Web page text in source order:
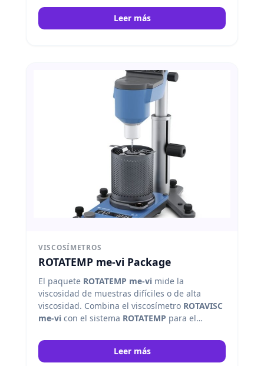
permiten cambios frecuentes de agujas y
funcionan bien en entornos exigentes. IKA
Leer más
VISCOSÍMETROS
ROTATEMP me-vi Package
El paquete ROTATEMP me-vi mide la
viscosidad de muestras difíciles o de alta
viscosidad. Combina el viscosímetro ROTAVISC
me-vi con el sistema ROTATEMP para el
IKA
Leer más